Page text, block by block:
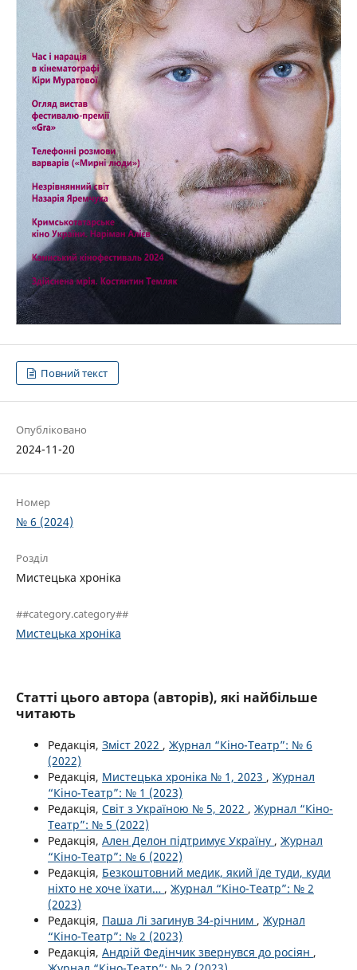
Повний текст
Опубліковано
2024-11-20
Номер
№ 6 (2024)
Розділ
Мистецька хроніка
##category.category##
Мистецька хроніка
Статті цього автора (авторів), які найбільше
читають
Редакція, Зміст 2022 , Журнал “Кіно-Театр”: № 6
(2022)
Редакція, Мистецька хроніка № 1, 2023 , Журнал
“Кіно-Театр”: № 1 (2023)
Редакція, Світ з Україною № 5, 2022 , Журнал “Кіно-
Театр”: № 5 (2022)
Редакція, Ален Делон підтримує Україну , Журнал
“Кіно-Театр”: № 6 (2022)
Редакція, Безкоштовний медик, який їде туди, куди
ніхто не хоче їхати… , Журнал “Кіно-Театр”: № 2
(2023)
Редакція, Паша Лі загинув 34-річним , Журнал
“Кіно-Театр”: № 2 (2023)
Редакція, Андрій Федінчик звернувся до росіян ,